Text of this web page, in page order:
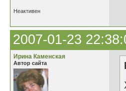
Неактивен
2007-01-23
Ирина Каменская
Автор сайта